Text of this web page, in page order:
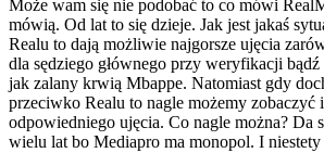
Może wam się nie podobać to co mówi
mówią. Od lat to się dzieje. Jak jest jakaś
Realu to dają możliwie najgorsze ujęcia
dla sędziego głównego przy weryfikacji
jak zalany krwią Mbappe. Natomiast gdy
przeciwko Realu to nagle możemy zobaczyć
odpowiedniego ujęcia. Co nagle można? Da
wielu lat bo Mediapro ma monopol. I